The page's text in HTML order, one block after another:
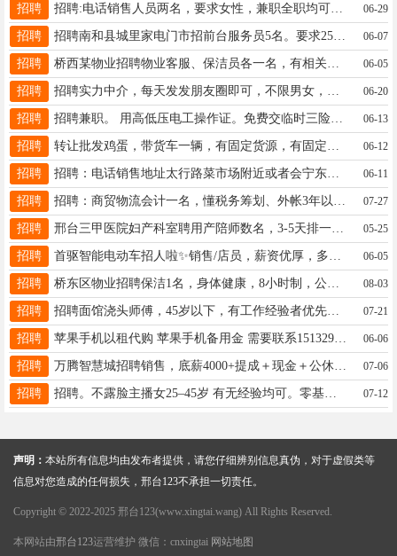
招聘 06-29
招聘 招聘南和县城里家电门市招前台服务员5名。要求25~45岁，底薪2600加提成加全勤奖。13831957788 06-07
招聘 桥西某物业招聘物业客服、保洁员各一名，有相关工作经验者优先，待遇优厚，咨询电话：13653292900 06-05
招聘 06-20
招聘 招聘兼职。 用高低压电工操作证。免费交临时三险，不用自己出钱！只用证不用人，没有社保才行 微信19203295888！ 06-13
招聘 06-12
招聘 招聘：电话销售地址太行路菜市场附近或者会宁东良舍永顺大道5号，薪资5000+联系方式15613930530同微 06-11
招聘 07-27
招聘 邢台三甲医院妇产科室聘用产陪师数名，3-5天排一个班，一天200-350元，无经验可免费培训联系13315911912 05-25
招聘 06-05
招聘 桥东区物业招聘保洁1名，身体健康，8小时制，公休4天，有意可联系18331927839 08-03
招聘 招聘面馆浇头师傅，45岁以下，有工作经验者优先，工资面议，地址八一路安联印象附近18233957136 07-21
招聘 苹果手机以租代购 苹果手机备用金 需要联系15132991028 06-06
招聘 万腾智慧城招聘销售，底薪4000+提成＋现金＋公休＋三餐＋团建，月薪轻松过万，详询15512826718大平台有保障 07-06
招聘 招聘。不露脸主播女25–45岁 有无经验均可。零基础安排培训。薪资待遇4000以上 ????16630904495 07-12
声明： 本站所有信息均由发布者提供，请您仔细辨别信息真伪，对于虚假类等
信息对您造成的任何损失，邢台123不承担一切责任。
Copyright © 2022-2025 邢台123(www.xingtai.wang) All Rights Reserved.
本网站由邢台123运营维护 微信：cnxingtai 网站地图